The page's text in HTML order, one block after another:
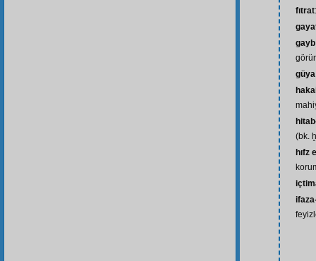
fıtrat
gayb
güya
(bk.
hıfz